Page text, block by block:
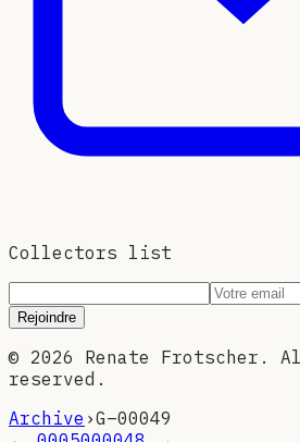
Collectors list
Rejoindre
© 2026 Renate Frotscher.
reserved.
Archive ›G–00049